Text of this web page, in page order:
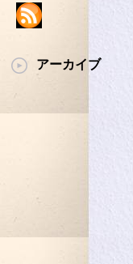
アーカイブ